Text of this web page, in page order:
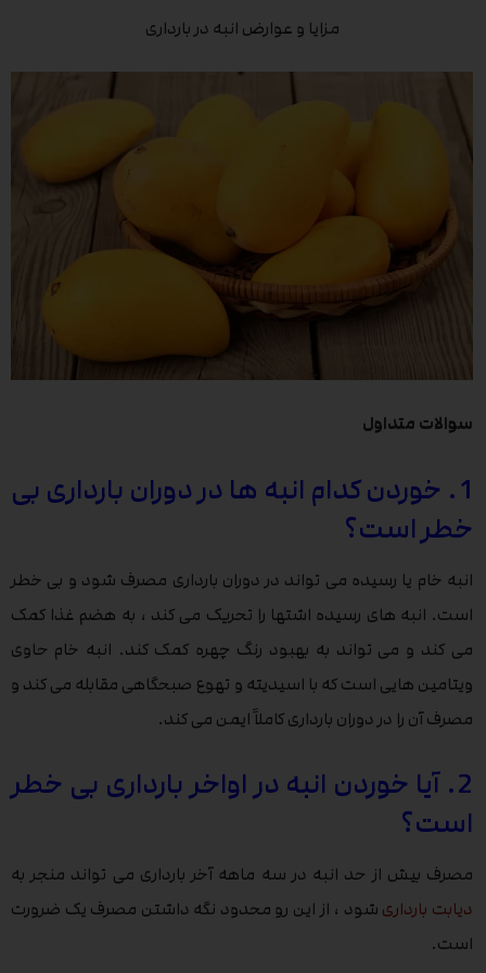
مزایا و عوارض انبه در بارداری
سوالات متداول
1. خوردن کدام انبه ها در دوران بارداری بی
خطر است؟
انبه خام یا رسیده می تواند در دوران بارداری مصرف شود و بی خطر
است. انبه های رسیده اشتها را تحریک می کند ، به هضم غذا کمک
می کند و می تواند به بهبود رنگ چهره کمک کند. انبه خام حاوی
ویتامین هایی است که با اسیدیته و تهوع صبحگاهی مقابله می کند و
مصرف آن را در دوران بارداری کاملاً ایمن می کند.
2. آیا خوردن انبه در اواخر بارداری بی خطر
است؟
مصرف بیش از حد انبه در سه ماهه آخر بارداری می تواند منجر به
دیابت بارداری شود ، از این رو محدود نگه داشتن مصرف یک ضرورت
است.